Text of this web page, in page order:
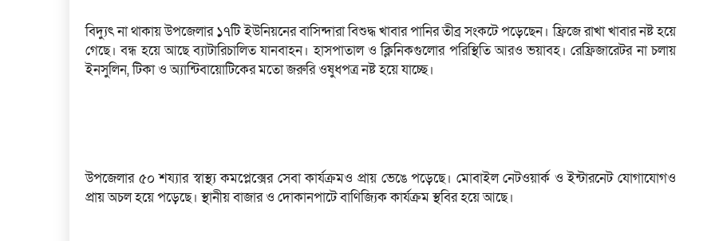
বিদ্যুৎ না থাকায় উপজেলার ১৭টি ইউনিয়নের বাসিন্দারা বিশুদ্ধ খাবার পানির তীব্র সংকটে পড়েছেন। ফ্রিজে রাখা খাবার নষ্ট হয়ে
গেছে। বন্ধ হয়ে আছে ব্যাটারিচালিত যানবাহন। হাসপাতাল ও ক্লিনিকগুলোর পরিস্থিতি আরও ভয়াবহ। রেফ্রিজারেটর না চলায়
ইনসুলিন, টিকা ও অ্যান্টিবায়োটিকের মতো জরুরি ওষুধপত্র নষ্ট হয়ে যাচ্ছে।
উপজেলার ৫০ শয্যার স্বাস্থ্য কমপ্লেক্সের সেবা কার্যক্রমও প্রায় ভেঙে পড়েছে। মোবাইল নেটওয়ার্ক ও ইন্টারনেট যোগাযোগও
প্রায় অচল হয়ে পড়েছে। স্থানীয় বাজার ও দোকানপাটে বাণিজ্যিক কার্যক্রম স্থবির হয়ে আছে।